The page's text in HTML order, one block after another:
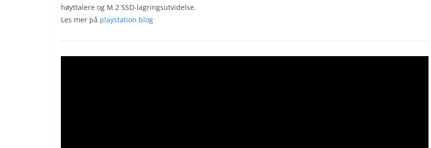
høyttalere og M.2 SSD-lagringsutvidelse.
Les mer på playstation.blog